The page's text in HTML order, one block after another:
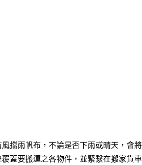
擋雨帆布，不論是否下雨或晴天， 會將
覆蓋要搬運之各物件， 並緊繫在搬家貨車